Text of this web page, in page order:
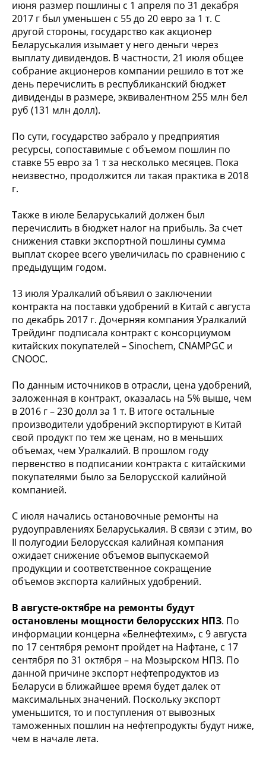
июня размер пошлины с 1 апреля по 31 декабря
2017 г был уменьшен с 55 до 20 евро за 1 т. С
другой стороны, государство как акционер
Беларуськалия изымает у него деньги через
выплату дивидендов. В частности, 21 июля общее
собрание акционеров компании решило в тот же
день перечислить в республиканский бюджет
дивиденды в размере, эквивалентном 255 млн бел
руб (131 млн долл).
По сути, государство забрало у предприятия
ресурсы, сопоставимые с объемом пошлин по
ставке 55 евро за 1 т за несколько месяцев. Пока
неизвестно, продолжится ли такая практика в 2018
г.
Также в июле Беларуськалий должен был
перечислить в бюджет налог на прибыль. За счет
снижения ставки экспортной пошлины сумма
выплат скорее всего увеличилась по сравнению с
предыдущим годом.
13 июля Уралкалий объявил о заключении
контракта на поставки удобрений в Китай с августа
по декабрь 2017 г. Дочерняя компания Уралкалий
Трейдинг подписала контракт с консорциумом
китайских покупателей – Sinochem, CNAMPGC и
CNOOC.
По данным источников в отрасли, цена удобрений,
заложенная в контракт, оказалась на 5% выше, чем
в 2016 г – 230 долл за 1 т. В итоге остальные
производители удобрений экспортируют в Китай
свой продукт по тем же ценам, но в меньших
объемах, чем Уралкалий. В прошлом году
первенство в подписании контракта с китайскими
покупателями было за Белорусской калийной
компанией.
С июля начались остановочные ремонты на
рудоуправлениях Беларуськалия. В связи с этим, во
II полугодии Белорусская калийная компания
ожидает снижение объемов выпускаемой
продукции и соответственное сокращение
объемов экспорта калийных удобрений.
В августе-октябре на ремонты будут
остановлены мощности белорусских НПЗ. По
информации концерна «Белнефтехим», с 9 августа
по 17 сентября ремонт пройдет на Нафтане, с 17
сентября по 31 октября – на Мозырском НПЗ. По
данной причине экспорт нефтепродуктов из
Беларуси в ближайшее время будет далек от
максимальных значений. Поскольку экспорт
уменьшится, то и поступления от вывозных
таможенных пошлин на нефтепродукты будут ниже,
чем в начале лета.